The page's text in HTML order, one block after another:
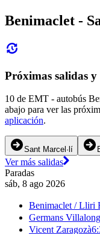
Benimaclet -
Próximas salidas
10 de EMT - autobús
abajo para ver las
aplicación.
Sant Marcel·lí
Ver más salidas
Paradas
sáb, 8 ago 2026
Benimaclet / Lliri
Germans
Vicent Zaragozà